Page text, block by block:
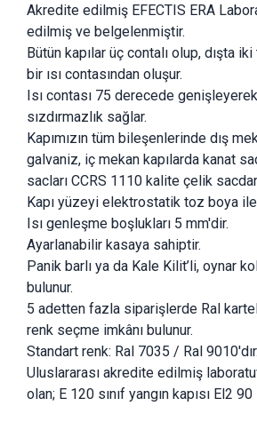
Akredite edilmiş EFECTIS ERA
edilmiş ve belgelenmiştir.
Bütün kapılar üç contalı olup, dışta
bir ısı contasından oluşur.
Isı contası 75 derecede
sızdırmazlık sağlar.
Kapımızın tüm bileşenlerinde dış
galvaniz, iç mekan kapılarda kanat
sacları CCRS 1110 kalite çelik
Kapı yüzeyi elektrostatik toz boya ile
Isı genleşme boşlukları 5 mm'dir.
Ayarlanabilir kasaya sahiptir.
Panik barlı ya da Kale Kilit’li, oynar
bulunur.
5 adetten fazla siparişlerde Ral
renk seçme imkânı bulunur.
Standart renk: Ral 7035 / Ral 9010'dır.
Uluslararası akredite edilmiş
olan; E 120 sınıf yangın kapısı El2 90